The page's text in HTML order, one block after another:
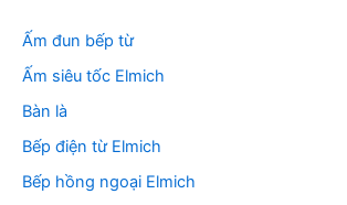
m
Ấm đun bếp từ
Ấm siêu tốc Elmich
Bàn là
Bếp điện từ Elmich
Bếp hồng ngoại Elmich